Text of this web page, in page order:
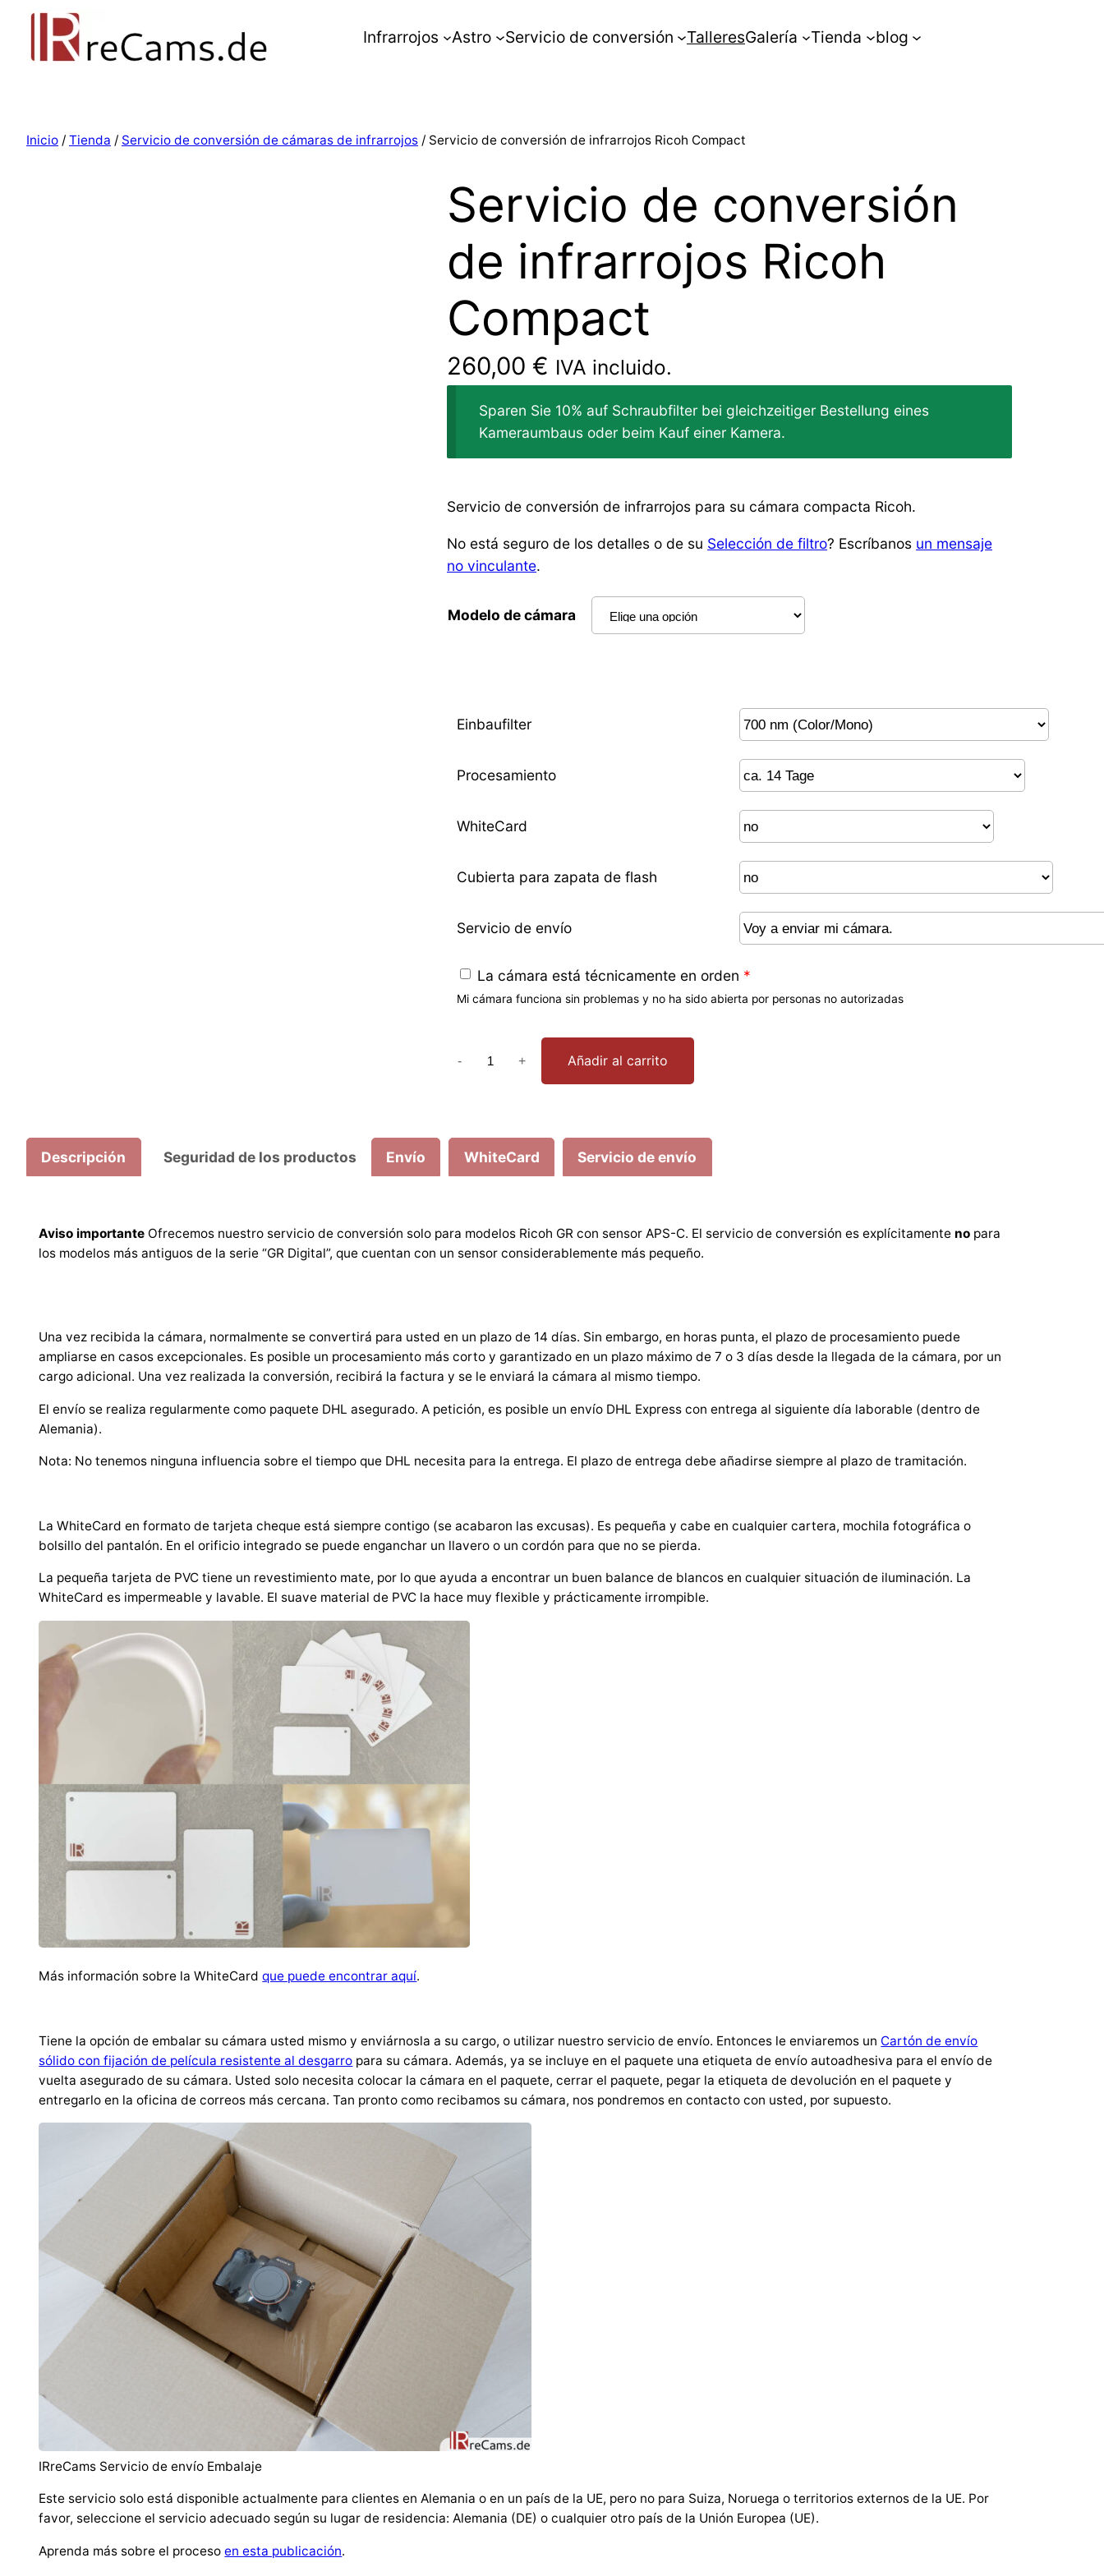
Infrarrojos Astro Servicio de conversión TalleresGalería Tienda blog
Inicio / Tienda / Servicio de conversión de cámaras de infrarrojos / Servicio de conversión de infrarrojos Ricoh Compact
Servicio de conversión
de infrarrojos Ricoh
Compact
260,00 € IVA incluido.
Sparen Sie 10% auf Schraubfilter bei gleichzeitiger Bestellung eines
Kameraumbaus oder beim Kauf einer Kamera.
Servicio de conversión de infrarrojos para su cámara compacta Ricoh.
No está seguro de los detalles o de su Selección de filtro? Escríbanos un mensaje
no vinculante.
Modelo de cámara
Einbaufilter
Procesamiento
WhiteCard
Cubierta para zapata de flash
Servicio de envío
La cámara está técnicamente en orden *
Mi cámara funciona sin problemas y no ha sido abierta por personas no autorizadas
a
o
m
S
e
r
v
e
c
h
K
o
- + Añadir al carrito
Descripción Seguridad de los productos Envío WhiteCard Servicio de envío
Aviso importante Ofrecemos nuestro servicio de conversión solo para modelos Ricoh GR con sensor APS-C. El servicio de conversión es explícitamente no para
los modelos más antiguos de la serie “GR Digital”, que cuentan con un sensor considerablemente más pequeño.
Una vez recibida la cámara, normalmente se convertirá para usted en un plazo de 14 días. Sin embargo, en horas punta, el plazo de procesamiento puede
ampliarse en casos excepcionales. Es posible un procesamiento más corto y garantizado en un plazo máximo de 7 o 3 días desde la llegada de la cámara, por un
cargo adicional. Una vez realizada la conversión, recibirá la factura y se le enviará la cámara al mismo tiempo.
El envío se realiza regularmente como paquete DHL asegurado. A petición, es posible un envío DHL Express con entrega al siguiente día laborable (dentro de
Alemania).
Nota: No tenemos ninguna influencia sobre el tiempo que DHL necesita para la entrega. El plazo de entrega debe añadirse siempre al plazo de tramitación.
La WhiteCard en formato de tarjeta cheque está siempre contigo (se acabaron las excusas). Es pequeña y cabe en cualquier cartera, mochila fotográfica o
bolsillo del pantalón. En el orificio integrado se puede enganchar un llavero o un cordón para que no se pierda.
La pequeña tarjeta de PVC tiene un revestimiento mate, por lo que ayuda a encontrar un buen balance de blancos en cualquier situación de iluminación. La
WhiteCard es impermeable y lavable. El suave material de PVC la hace muy flexible y prácticamente irrompible.
Más información sobre la WhiteCardque puede encontrar aquí.
Tiene la opción de embalar su cámara usted mismo y enviárnosla a su cargo, o utilizar nuestro servicio de envío. Entonces le enviaremos un Cartón de envío
sólido con fijación de película resistente al desgarro para su cámara. Además, ya se incluye en el paquete una etiqueta de envío autoadhesiva para el envío de
vuelta asegurado de su cámara. Usted solo necesita colocar la cámara en el paquete, cerrar el paquete, pegar la etiqueta de devolución en el paquete y
entregarlo en la oficina de correos más cercana. Tan pronto como recibamos su cámara, nos pondremos en contacto con usted, por supuesto.
IRreCams Servicio de envío Embalaje
Este servicio solo está disponible actualmente para clientes en Alemania o en un país de la UE, pero no para Suiza, Noruega o territorios externos de la UE. Por
favor, seleccione el servicio adecuado según su lugar de residencia: Alemania (DE) o cualquier otro país de la Unión Europea (UE).
Aprenda más sobre el procesoen esta publicación.